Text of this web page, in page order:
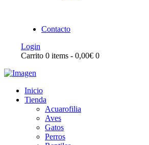
Contacto
Login
Carrito 0 items - 0,00€ 0
Inicio
Tienda
Acuarofilia
Aves
Gatos
Perros